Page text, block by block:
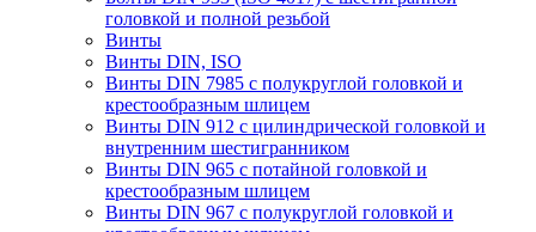
головкой и полной резьбой
Винты
Винты DIN, ISO
Винты DIN 7985 с полукруглой головкой и
крестообразным шлицем
Винты DIN 912 с цилиндрической головкой и
внутренним шестигранником
Винты DIN 965 с потайной головкой и
крестообразным шлицем
Винты DIN 967 с полукруглой головкой и